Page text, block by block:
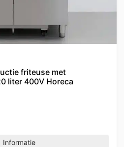
friteuse met
liter 400V Horeca
Informatie